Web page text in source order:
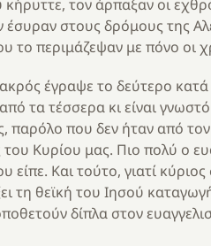
τον άρπαξαν οι
έσυραν στους δρόμους της
το περιμάζεψαν με πόνο οι
έγραψε το δεύτερο
τα τέσσερα κι είναι
παρόλο που δεν ήταν από
Κυρίου μας. Πιο πολύ ο
είπε. Και τούτο, γιατί
τη θεϊκή του Ιησού
δίπλα στον